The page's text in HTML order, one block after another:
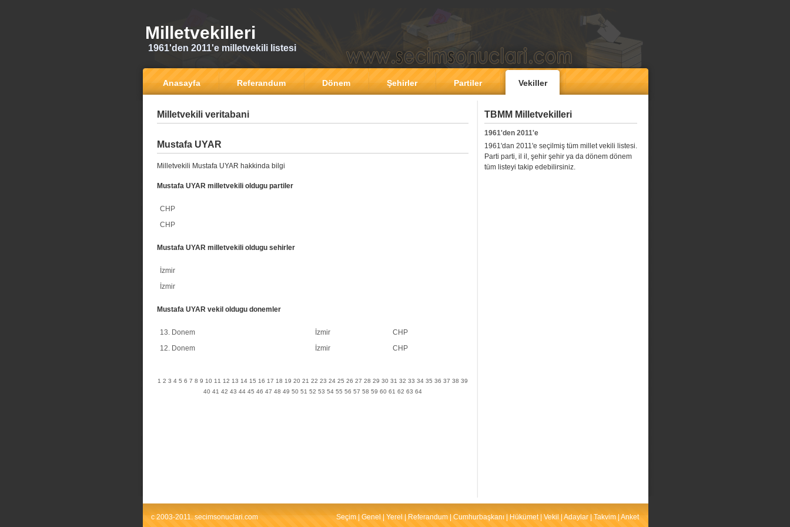
Milletvekilleri
1961'den 2011'e milletvekili listesi
Anasayfa Referandum Dönem Şehirler Partiler Vekiller
Milletvekili veritabani
Mustafa UYAR
Milletvekili Mustafa UYAR hakkinda bilgi
Mustafa UYAR milletvekili oldugu partiler
CHP
CHP
Mustafa UYAR milletvekili oldugu sehirler
İzmir
İzmir
Mustafa UYAR vekil oldugu donemler
13. Donem İzmir
CHP
12. Donem
İzmir CHP
1 2 3 4 5 6 7 8 9 10 11 12 13 14 15 16 17 18 19 20 21 22 23 24 25 26 27 28 29 30 31 32 33 34 35 36 37 38 39
40 41 42 43 44 45 46 47 48 49 50 51 52 53 54 55 56 57 58 59 60 61 62 63 64
TBMM Milletvekilleri
1961'den 2011'e
1961'dan 2011'e seçilmiş tüm millet vekili listesi.
Parti parti, il il, şehir şehir ya da dönem dönem
tüm listeyi takip edebilirsiniz.
c 2003-2011. secimsonuclari.com Seçim Genel Yerel Referandum Cumhurbaşkanı Hükümet| Vekil Adaylar Takvim Anket